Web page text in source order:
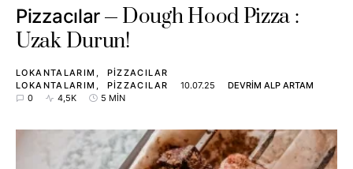
Pizzacılar
Dough Hood Pizza :
Uzak Durun!
LOKANTALARIM
PIZZACILAR
LOKANTALARIM
PIZZACILAR 10.07.25
DEVRIM ALP ARTAM
0
4,5K 5 MIN